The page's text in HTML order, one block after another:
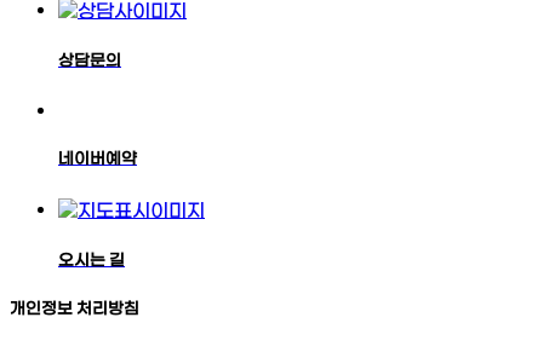
상담문의
네이버예약
오시는 길
개인정보 처리방침